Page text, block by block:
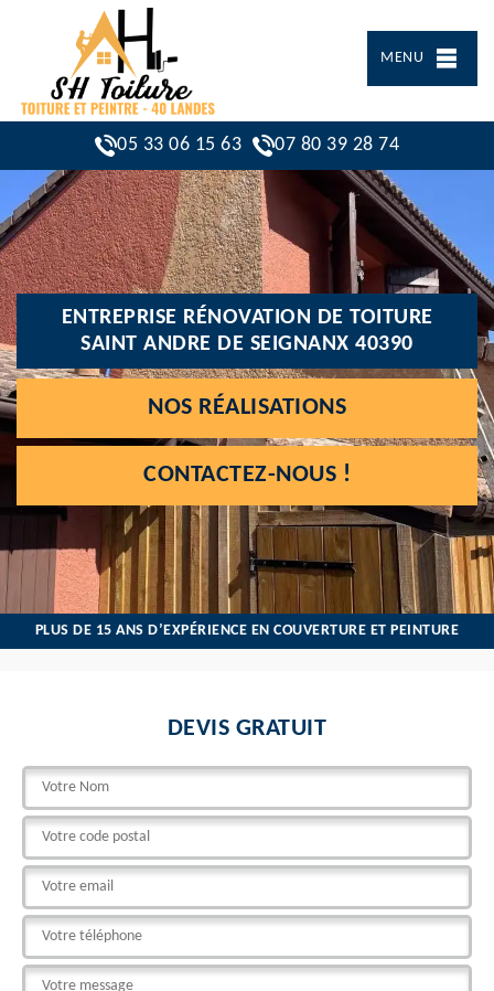
MENU
05 33 06 15 63 07 80 39 28 74
ENTREPRISE RÉNOVATION DE TOITURE
SAINT ANDRE DE SEIGNANX 40390
NOS RÉALISATIONS
CONTACTEZ-NOUS !
PLUS DE 15 ANS D’EXPÉRIENCE EN COUVERTURE ET PEINTURE
DEVIS GRATUIT